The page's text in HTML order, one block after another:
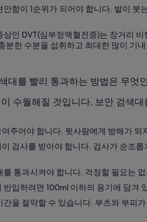
함이 1순위가 되어야 합니다. 발이
인 DVT(심부정맥혈전증)는 장거리
분한 수분을 섭취하고 최대한 많이 기
대를 빨리 통과하는 방법은 무엇
수월해질 것입니다. 보안 검색
주어야 합니다. 뒷사람에게 방해가 되
검사를 받아야 합니다. 검사가 순조
통과시켜야 합니다. 걱정할 필요는
입하려면 100ml 이하의 용기에 담겨
을 절약할 수 있습니다. 부츠와 부피